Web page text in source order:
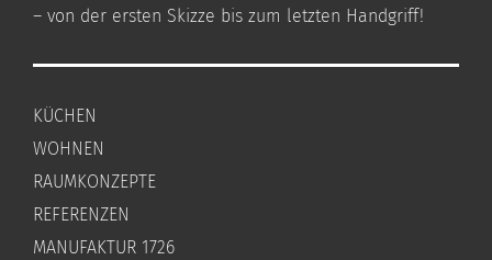
– von der ersten Skizze bis zum letzten Handgriff!
KÜCHEN
WOHNEN
RAUMKONZEPTE
REFERENZEN
MANUFAKTUR 1726